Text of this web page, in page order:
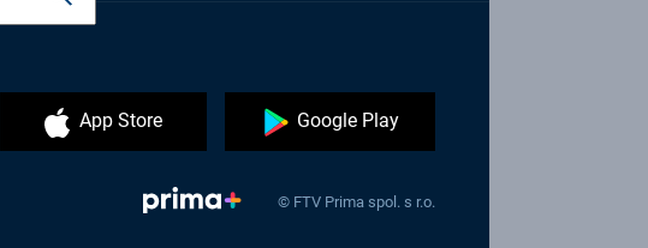
App Store Google Play
© FTV Prima spol. s r.o.